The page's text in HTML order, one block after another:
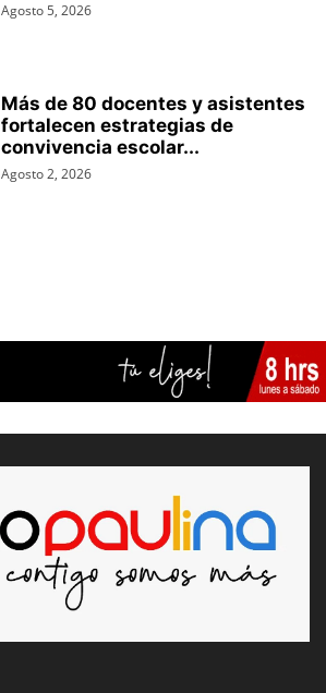
Agosto 5, 2026
Más de 80 docentes y asistentes
fortalecen estrategias de
convivencia escolar...
Agosto 2, 2026